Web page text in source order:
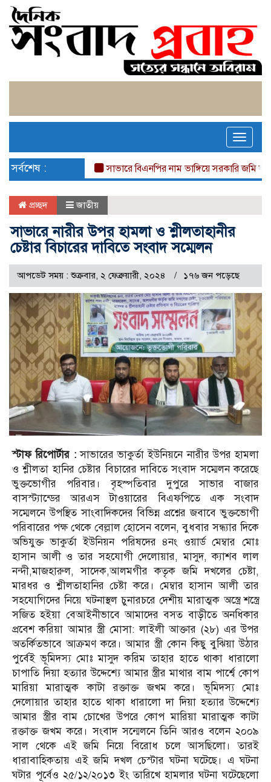
Toggle
সর্বশেষ : সাভারে বিএনপির নাম ভাঙ্গিয়ে সরকারি জমি দখল,
প্রচ্ছদ জাতীয়
সাভারে নারীর উপর হামলা ও শ্লীলতাহানীর
চেষ্টার বিচারের দাবিতে সংবাদ সম্মেলন
আপডেট সময় : শুক্রবার, ২ ফেব্রুয়ারী, ২০২৪ ১৭৬ জন পড়েছে
স্টাফ রিপোর্টার :সাভারের ভাকুর্তা ইউনিয়নে নারীর উপর হামলা
ও শ্লীলতা হানির চেষ্টার বিচারের দাবিতে সংবাদ সম্মেলন করেছে
ভুক্তভোগীর পরিবার। বৃহস্পতিবার দুপুরে সাভার বাজার
বাসস্ট্যান্ডের আরএস টাওয়ারের বিএফপিতে এক সংবাদ
সম্মেলনে উপস্থিত সাংবাদিকদের বিভিন্ন প্রশ্নের জবাবে ভুক্তভোগী
পরিবারের পক্ষ থেকে বেল্লাল হোসেন বলেন, বুধবার সন্ধ্যার দিকে
অভিযুক্ত ভাকুর্তা ইউনিয়ন পরিষদের ৪নং ওয়ার্ড মেম্বার মোঃ
হাসান আলী ও তার সহযোগী দেলোয়ার, মাসুদ, ক্যাশব লাল
নন্দী,মাজহারুল, সাদেক,আলমগীর কতৃক জমি দখলের চেষ্টা,
মারধর ও শ্লীলতাহানির চেষ্টা করে। মেম্বার হাসান আলী তার
সহযোগিদের নিয়ে ঘটনাস্থল চুনারচরে দেশীয় মারাত্মক অস্ত্রে শস্ত্রে
সজিত হইয়া বেআইনীভাবে আমাদের বসত বাড়ীতে অনধিকার
প্রবেশ করিয়া আমার স্ত্রী মোসা: লাইলী আক্তার (২৮) এর উপর
অতর্কিতভাবে আক্রমণ করে। আমার স্ত্রী কোন কিছু বুঝিয়া উঠার
পুর্বেই ভূমিদস্য মোঃ মাসুদ করিম তাহার হাতে থাকা ধারালো
চাপাতি দিয়া হত্যার উদ্দেশ্যে আমার স্ত্রীর মাথার বাম পার্শ্বে কোপ
মারিয়া মারাত্মক কাটা রক্তাক্ত জখম করে। ভূমিদস্য মোঃ
দেলোয়ার তাহার হাতে থাকা ধারালো দা দিয়া হত্যার উদ্দেশ্যে
আমার স্ত্রীর বাম চোখের উপরে কোপ মারিয়া মারাত্মক কাটা
রক্তাক্ত জখম করে। সংবাদ সন্মেলনে তিনি আরও বলেন ২০০৯
সাল থেকে এই জমি নিয়ে বিরোধ চলে আসছিলো। তারই
ধারাবাহিকতায় এই জমি দখল চেস্টার ঘটনা ঘটেছে। এ ঘটনা
ঘটার পূর্বেও ২৫/১২/২০১৩ ইং তারিখে হামলার ঘটনা ঘটেছেলো